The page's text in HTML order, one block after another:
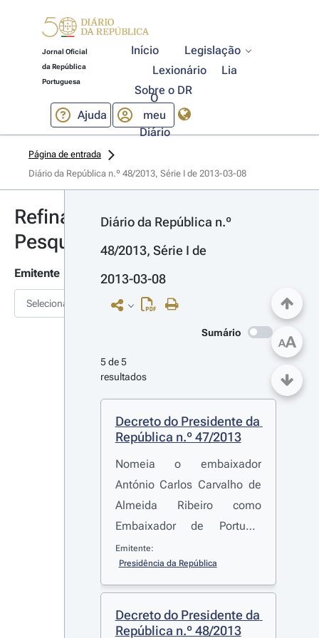
Jornal Oficial
da República
Portuguesa
Início
Legislação
Lexionário
Lia
Sobre o DR
Ajuda
O
meu
Diário
Página de entrada
Diário da República n.º 48/2013, Série I de 2013-03-08
Refinar
Pesquisa
Emitente
Selecionar
Diário da República n.º
48/2013, Série I de
2013-03-08
Sumário
5 de 5
resultados
Decreto do Presidente da
República n.º 47/2013
Nomeia o embaixador
António Carlos Carvalho de
Almeida Ribeiro como
Embaixador de Portugal
junto da Ordem Soberana e
Militar de Malta
Emitente:
Presidência da República
Decreto do Presidente da
República n.º 48/2013
AA